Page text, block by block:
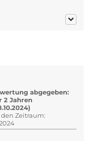
abgegeben:
2 Jahren
Zeitraum: